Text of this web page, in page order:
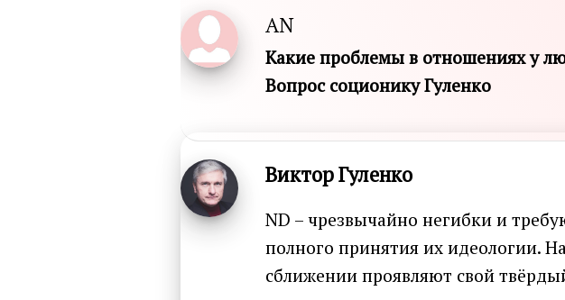
AN
Какие проблемы в отношениях у
Вопрос соционику Гуленко
Виктор Гуленко
ND – чрезвычайно негибки и
полного принятия их идеологии.
сближении проявляют свой